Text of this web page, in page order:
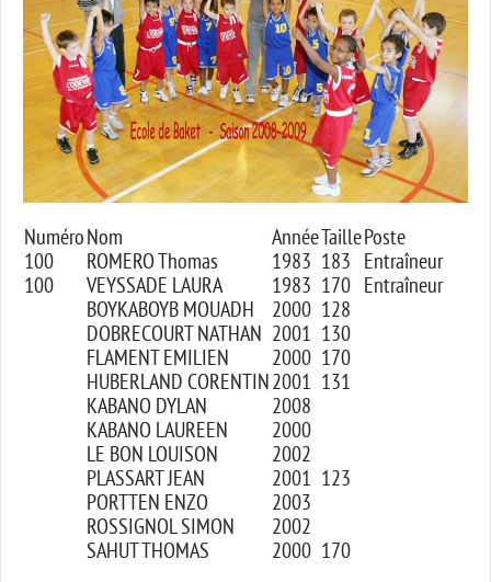
NuméroNom AnnéeTaillePoste
100
ROMERO Thomas 1983 183 Entraîneur
100
VEYSSADE LAURA 1983 170 Entraîneur
BOYKABOYB MOUADH
2000 128
DOBRECOURT NATHAN 2001 130
FLAMENT EMILIEN
2000 170
HUBERLAND CORENTIN2001 131
KABANO DYLAN
2008
KABANO LAUREEN
2000
LE BON LOUISON
2002
PLASSART JEAN
2001 123
PORTTEN ENZO
2003
ROSSIGNOL SIMON
2002
SAHUT THOMAS
2000 170